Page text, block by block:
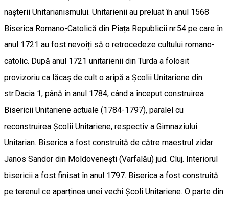
nașterii Unitarianismului. Unitarienii au preluat în anul 1568
Biserica Romano-Catolică din Piața Republicii nr.54 pe care în
anul 1721 au fost nevoiți să o retrocedeze cultului romano-
catolic. După anul 1721 unitarienii din Turda a folosit
provizoriu ca lăcaș de cult o aripă a Școlii Unitariene din
str.Dacia 1, până în anul 1784, când a început construirea
Bisericii Unitariene actuale (1784-1797), paralel cu
reconstruirea Școlii Unitariene, respectiv a Gimnaziului
Unitarian. Biserica a fost construită de către maestrul zidar
Janos Sandor din Moldovenești (Varfalău) jud. Cluj. Interiorul
bisericii a fost finisat în anul 1797. Biserica a fost construită
pe terenul ce aparținea unei vechi Școli Unitariene. O parte din